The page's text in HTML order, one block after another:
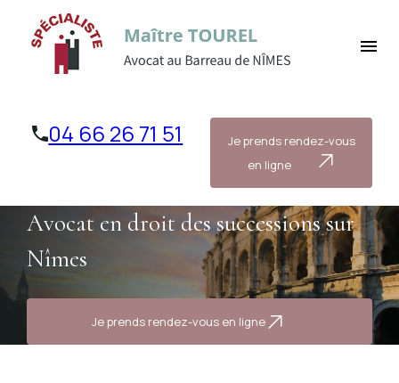
menu
04 66 26 71 51
Je prends rendez-vous
en ligne
Avocat en droit des successions sur
Nîmes
Je prends rendez-vous en ligne
Panneau de gestion des cookies